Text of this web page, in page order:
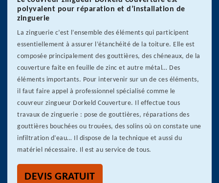
polyvalent pour réparation et d’installation de
zinguerie
La zinguerie c’est l’ensemble des éléments qui participent
essentiellement à assurer l’étanchéité de la toiture. Elle est
composée principalement des gouttières, des chéneaux, de la
couverture faite en feuille de zinc et autre métal… Des
éléments importants. Pour intervenir sur un de ces éléments,
il faut faire appel à professionnel spécialisé comme le
couvreur zingueur Dorkeld Couverture. Il effectue tous
travaux de zinguerie : pose de gouttières, réparations des
gouttières bouchées ou trouées, des solins où on constate une
infiltration d’eau… Il dispose de la technique et aussi du
matériel nécessaire. Il est au service de tous.
DEVIS GRATUIT